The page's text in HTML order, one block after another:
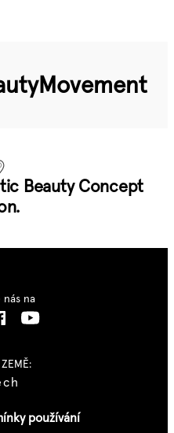
Beauty Concept
používání
nás na